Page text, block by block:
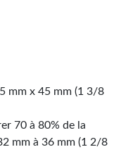
mm x 45 mm (1 3/8
70 à 80% de la
mm à 36 mm (1 2/8